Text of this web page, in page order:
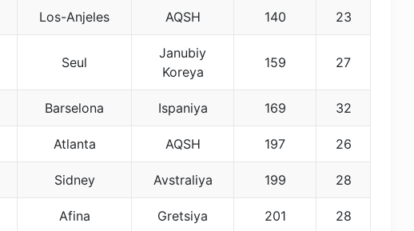
Los-Anjeles AQSH 140 23
Seul
Janubiy
Koreya
159 27
Barselona Ispaniya 169 32
Atlanta AQSH 197 26
Sidney Avstraliya 199 28
Afina Gretsiya 201 28